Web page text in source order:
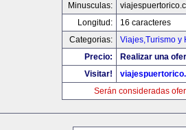
Minusculas:
Longitud:
16 caracteres
Categorias:
Viajes,Turismo y
Precio:
Realizar una
Visitar!
Serán consideradas